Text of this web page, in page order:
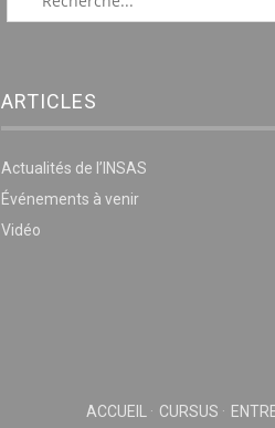
ARTICLES
Actualités de l’INSAS
Événements à venir
Vidéo
ACCUEIL CURSUS